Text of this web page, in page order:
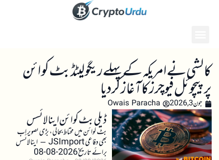
کالشی نے امریکہ کے پہلے ریگولیٹڈ بٹ کوائن
پرپیچوئل فیوچرز کا آغاز کر دیا
جون 3, 2026 Owais Paracha
ڈیلی بٹ کوائن اینالائسس
بٹ کوائن میں محتاط بحالی، بڑی تصویر اب
بھی دفاعی JSImport – اینالائسس
برائے تاریخ 2026-08-08